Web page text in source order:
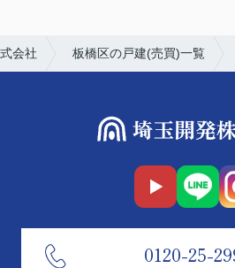
会社 板橋区の戸建(売買)一覧
0120-25-